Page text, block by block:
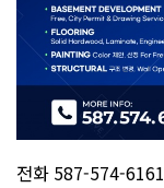
전화 587-574-6161